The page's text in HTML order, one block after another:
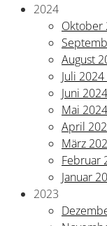
2024
Oktober
August
Juli 2024
Juni 2024
Mai 2024
April
März
Februar
Januar
2023